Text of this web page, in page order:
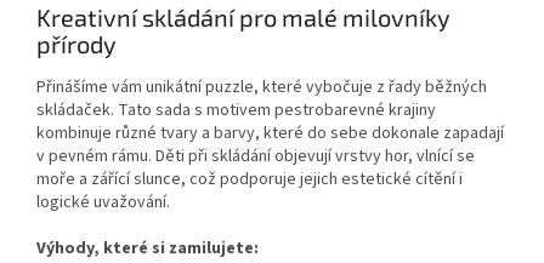
Kreativní skládání pro malé milovníky
přírody
Přinášíme vám unikátní puzzle, které vybočuje z řady běžných
skládaček. Tato sada s motivem pestrobarevné krajiny
kombinuje různé tvary a barvy, které do sebe dokonale zapadají
v pevném rámu. Děti při skládání objevují vrstvy hor, vlnící se
moře a zářící slunce, což podporuje jejich estetické cítění i
logické uvažování.
Výhody, které si zamilujete: